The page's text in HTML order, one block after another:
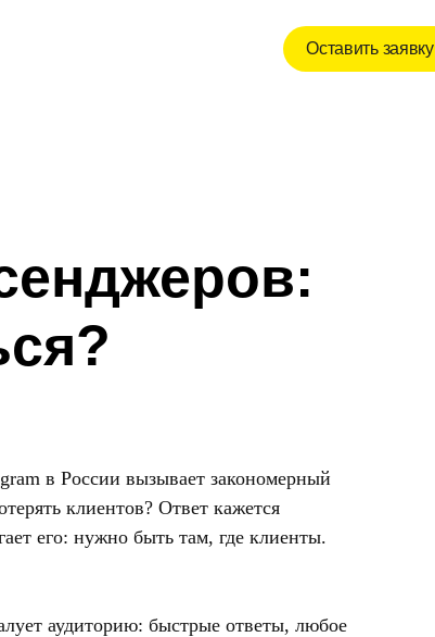
Оставить заявку
в России вызывает закономерный
клиентов? Ответ кажется
его: нужно быть там, где клиенты.
аудиторию: быстрые ответы, любое